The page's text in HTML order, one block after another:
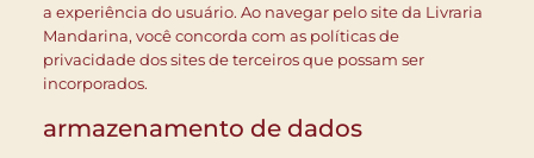
a experiência do usuário. Ao navegar pelo site da Livraria
Mandarina, você concorda com as políticas de
privacidade dos sites de terceiros que possam ser
incorporados.
armazenamento de dados